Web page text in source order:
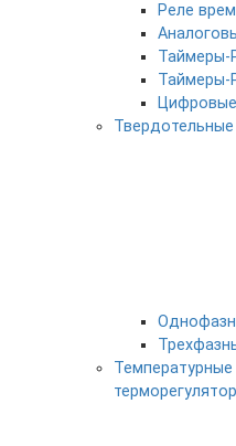
Реле
Таймеры-
Таймеры-
Твердотельные